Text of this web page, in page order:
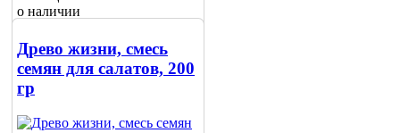
о наличии
Древо жизни, смесь
семян для салатов, 200
гр